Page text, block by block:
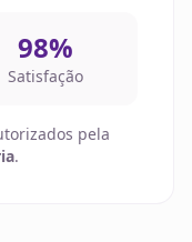
98%
Satisfação
pela
.